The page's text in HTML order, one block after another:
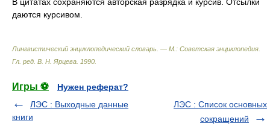
даются курсивом.
Лингвистический энциклопедический словарь. — М.: Советская энциклопедия
Гл. ред. В. Н. Ярцева 1990
Игры ⚽
Нужен реферат?
ЛЭС : Выходные данные
книги
ЛЭС : Список основных
сокращений